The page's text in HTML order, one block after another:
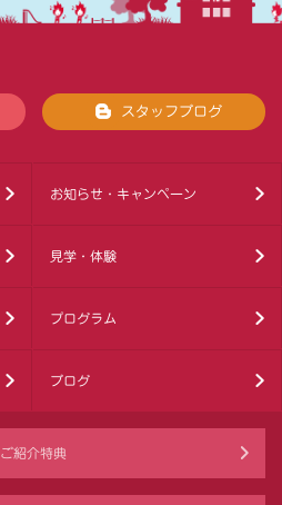
スタッフブログ
お知らせ・キャンペーン
見学・体験
プログラム
ブログ
ご紹介特典